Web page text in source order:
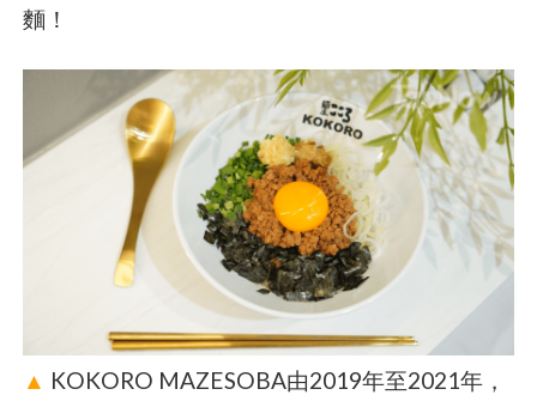
麵！
▲ KOKORO MAZESOBA由2019年至2021年，